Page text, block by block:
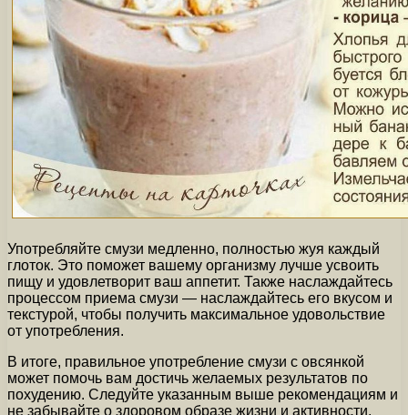
Употребляйте смузи медленно, полностью жуя каждый
глоток. Это поможет вашему организму лучше усвоить
пищу и удовлетворит ваш аппетит. Также наслаждайтесь
процессом приема смузи — наслаждайтесь его вкусом и
текстурой, чтобы получить максимальное удовольствие
от употребления.
В итоге, правильное употребление смузи с овсянкой
может помочь вам достичь желаемых результатов по
похудению. Следуйте указанным выше рекомендациям и
не забывайте о здоровом образе жизни и активности.